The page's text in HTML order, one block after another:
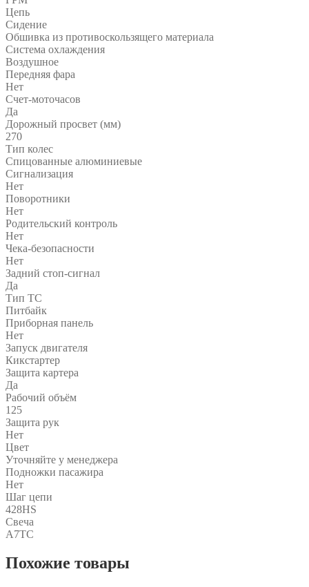
Цепь
Сидение
Обшивка из противоскользящего материала
Система охлаждения
Воздушное
Передняя фара
Нет
Счет-моточасов
Да
Дорожный просвет (мм)
270
Тип колес
Спицованные алюминиевые
Сигнализация
Нет
Поворотники
Нет
Родительский контроль
Нет
Чека-безопасности
Нет
Задний стоп-сигнал
Да
Тип ТС
Питбайк
Приборная панель
Нет
Запуск двигателя
Кикстартер
Защита картера
Да
Рабочий объём
125
Защита рук
Нет
Цвет
Уточняйте у менеджера
Подножки пасажира
Нет
Шаг цепи
428HS
Свеча
A7TC
Похожие товары